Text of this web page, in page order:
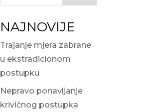
NAJNOVIJE
Trajanje mjera zabrane
u ekstradicionom
postupku
Nepravo ponavljanje
krivičnog postupka